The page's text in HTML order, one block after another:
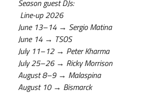
Season guest DJs:
Line-up 2026
June 13–14 → Sergio Matina
June 14 → TSOS
July 11–12 → Peter Kharma
July 25–26 → Ricky Morrison
August 8–9 → Malaspina
August 10 → Bismarck